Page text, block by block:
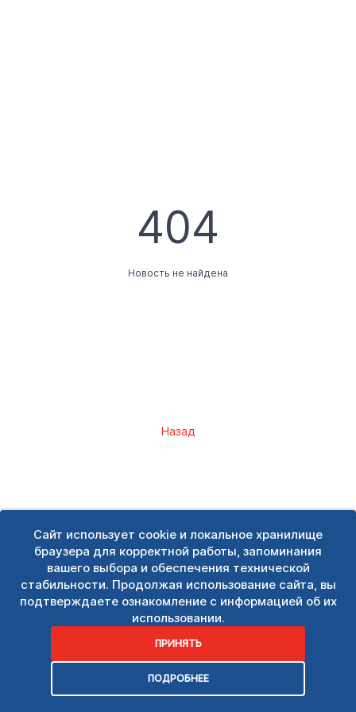
Сайт использует cookie и локальное хранилище
браузера для корректной работы, запоминания
вашего выбора и обеспечения технической
стабильности. Продолжая использование сайта, вы
подтверждаете ознакомление с информацией об их
использовании.
ПРИНЯТЬ
ПОДРОБНЕЕ
404
Новость не найдена
Назад